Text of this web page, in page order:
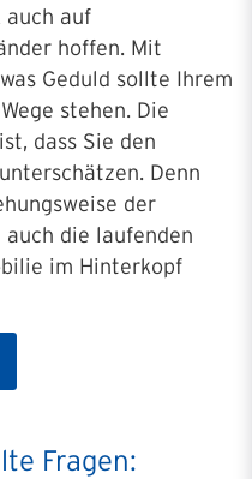
auch auf
hoffen. Mit
Geduld sollte Ihrem
stehen. Die
dass Sie den
Denn
der
auch die laufenden
im Hinterkopf
Fragen: